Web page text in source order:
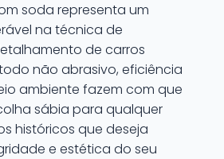
soda representa um
na técnica de
de carros
não abrasivo, eficiência
ambiente fazem com que
sábia para qualquer
históricos que deseja
e estética do seu